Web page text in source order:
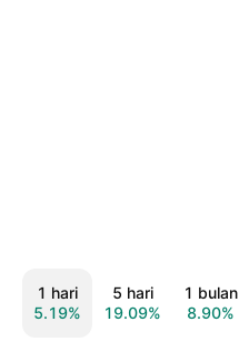
1 hari
5.19%
5 hari
19.09%
1 bulan
8.90%